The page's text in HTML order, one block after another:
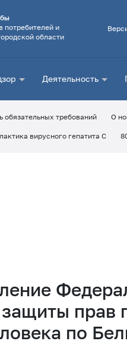
потребителей и
области
Деятельность
обязательных требований О
вирусного гепатита С
прав
по